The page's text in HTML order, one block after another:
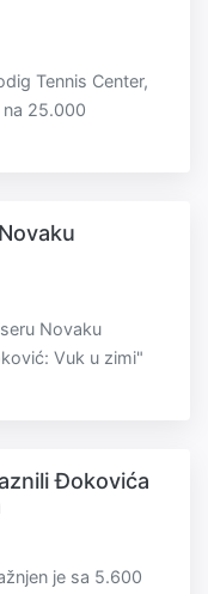
Tennis Center,
25.000
Novaku
Vuk u zimi"
Đokovića
je sa 5.600